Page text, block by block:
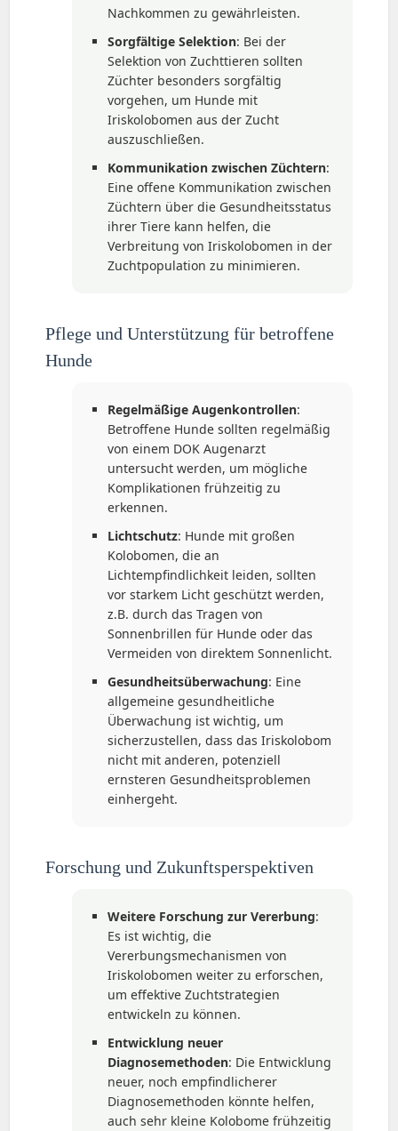
Nachkommen zu gewährleisten.
Sorgfältige Selektion: Bei der
Selektion von Zuchttieren sollten
Züchter besonders sorgfältig
vorgehen, um Hunde mit
Iriskolobomen aus der Zucht
auszuschließen.
Kommunikation zwischen Züchtern:
Eine offene Kommunikation zwischen
Züchtern über die Gesundheitsstatus
ihrer Tiere kann helfen, die
Verbreitung von Iriskolobomen in der
Zuchtpopulation zu minimieren.
Pflege und Unterstützung für betroffene
Hunde
Regelmäßige Augenkontrollen:
Betroffene Hunde sollten regelmäßig
von einem DOK Augenarzt
untersucht werden, um mögliche
Komplikationen frühzeitig zu
erkennen.
Lichtschutz: Hunde mit großen
Kolobomen, die an
Lichtempfindlichkeit leiden, sollten
vor starkem Licht geschützt werden,
z.B. durch das Tragen von
Sonnenbrillen für Hunde oder das
Vermeiden von direktem Sonnenlicht.
Gesundheitsüberwachung: Eine
allgemeine gesundheitliche
Überwachung ist wichtig, um
sicherzustellen, dass das Iriskolobom
nicht mit anderen, potenziell
ernsteren Gesundheitsproblemen
einhergeht.
Forschung und Zukunftsperspektiven
Weitere Forschung zur Vererbung:
Es ist wichtig, die
Vererbungsmechanismen von
Iriskolobomen weiter zu erforschen,
um effektive Zuchtstrategien
entwickeln zu können.
Entwicklung neuer
Diagnosemethoden: Die Entwicklung
neuer, noch empfindlicherer
Diagnosemethoden könnte helfen,
auch sehr kleine Kolobome frühzeitig